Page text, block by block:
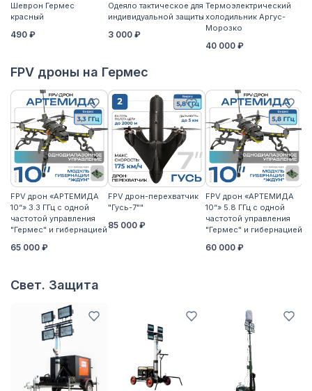
Шеврон Гермес
красный
490 ₽
Одеяло тактическое для
индивидуальной защиты
3 000 ₽
Термоэлектрический
холодильник Аргус-
Морозко
40 000 ₽
FPV дроны на Гермес
FPV дрон «АРТЕМИДА
10“» 3.3 ГГц с одной
частотой управления
"Гермес" и гибернацией
65 000 ₽
FPV дрон-перехватчик
"Гусь-7""
85 000 ₽
FPV дрон «АРТЕМИДА
10“» 5.8 ГГц с одной
частотой управления
"Гермес" и гибернацией
60 000 ₽
Свет. Защита